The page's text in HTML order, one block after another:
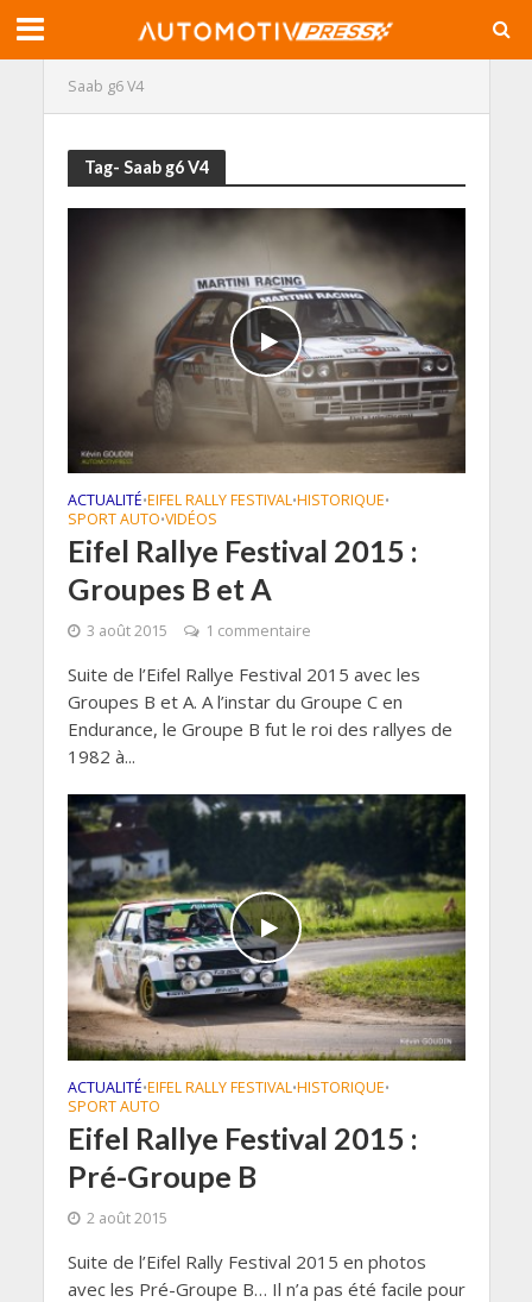
Saab g6 V4
Tag- Saab g6 V4
ACTUALITÉ•EIFEL RALLY FESTIVAL•HISTORIQUE•
SPORT AUTO•VIDÉOS
Eifel Rallye Festival 2015 :
Groupes B et A
3 août 2015 1 commentaire
Suite de l’Eifel Rallye Festival 2015 avec les
Groupes B et A. A l’instar du Groupe C en
Endurance, le Groupe B fut le roi des rallyes de
1982 à...
ACTUALITÉ•EIFEL RALLY FESTIVAL•HISTORIQUE•
SPORT AUTO
Eifel Rallye Festival 2015 :
Pré-Groupe B
2 août 2015
Suite de l’Eifel Rally Festival 2015 en photos
avec les Pré-Groupe B… Il n’a pas été facile pour